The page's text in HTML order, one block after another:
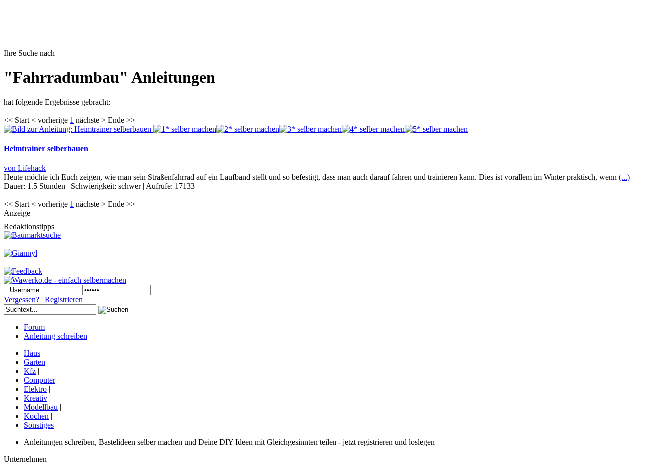
Ihre Suche nach
"Fahrradumbau" Anleitungen
hat folgende Ergebnisse gebracht:
<< Start < vorherige 1 nächste > Ende >>
Heimtrainer selberbauen
von Lifehack
Heute möchte ich Euch zeigen, wie man sein Straßenfahrrad auf ein Laufband stellt und so befestigt, dass man auch darauf fahren und trainieren kann. Dies ist vorallem im Winter praktisch, wenn (...)
Dauer: 1.5 Stunden | Schwierigkeit: schwer | Aufrufe: 17133
<< Start < vorherige 1 nächste > Ende >>
Anzeige
Redaktionstipps
Vergessen? | Registrieren
Forum
Anleitung schreiben
Haus |
Garten |
Kfz |
Computer|
Elektro |
Kreativ |
Modellbau |
Kochen |
Sonstiges
Anleitungen schreiben, Bastelideen selber machen und Deine DIY Ideen mit Gleichgesinnten teilen - jetzt registrieren und loslegen
Unternehmen